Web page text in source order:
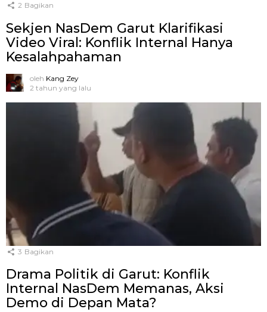
2 Bagikan
Sekjen NasDem Garut Klarifikasi
Video Viral: Konflik Internal Hanya
Kesalahpahaman
oleh Kang Zey
2 tahun yang lalu
3 Bagikan
Drama Politik di Garut: Konflik
Internal NasDem Memanas, Aksi
Demo di Depan Mata?